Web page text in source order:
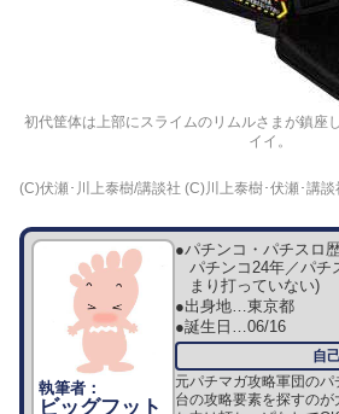
初代筐体は上部にスライムのリムルさまが鎮座
イイ。
(C)伏瀬･川上泰樹/講談社 (C)川上泰樹･伏瀬･講
ビッグフット
●パチンコ・パチスロ
パチンコ24年／パチ
まり打っていない)
●出身地…東京都
●誕生日…06/16
元パチマガ攻略軍団の
台の攻略要素を探すの